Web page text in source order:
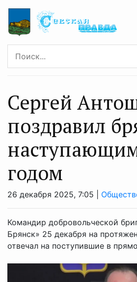
Сергей
поздравил
годом
26 декабря 2025, 7:05 |
Командир добровольческой
Брянск» 25 декабря на
отвечал на поступившие в